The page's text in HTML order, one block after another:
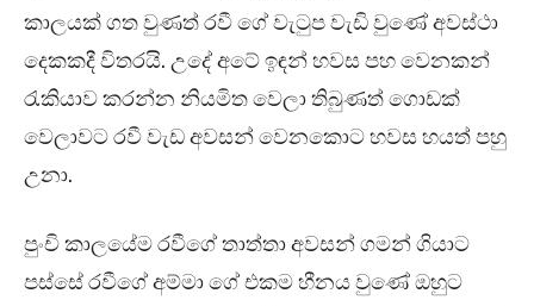
කාලයක් ගත වුණත් රවී ගේ වැටුප වැඩි වුණේ අවස්ථා
දෙකකදී විතරයි. උදේ අටේ ඉඳන් හවස පහ වෙනකන්
රැකියාව කරන්න නියමිත වෙලා තිබුණත් ගොඩක්
වෙලාවට රවී වැඩ අවසන් වෙනකොට හවස හයත් පහු
උනා.
පුංචි කාලයේම රවීගේ තාත්තා අවසන් ගමන් ගියාට
පස්සේ රවීගේ අම්මා ගේ එකම හීනය වුණේ ඔහුට